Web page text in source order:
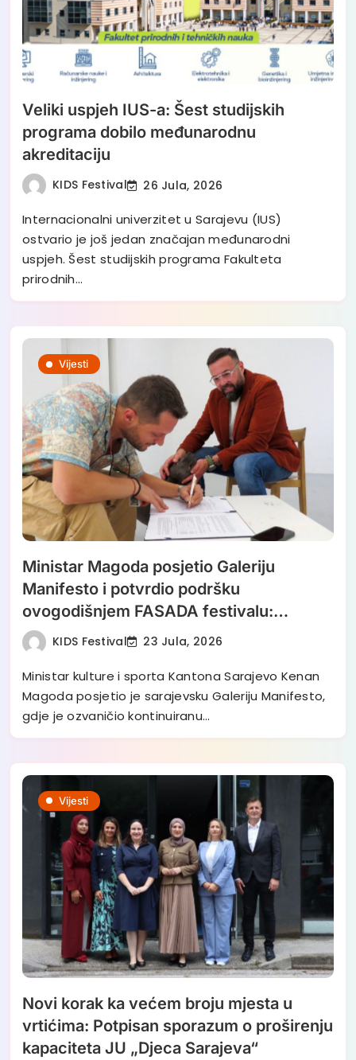
Veliki uspjeh IUS-a: Šest studijskih
programa dobilo međunarodnu
akreditaciju
KIDS Festival 26 Jula, 2026
Internacionalni univerzitet u Sarajevu (IUS)
ostvario je još jedan značajan međunarodni
uspjeh. Šest studijskih programa Fakulteta
prirodnih…
Vijesti
Ministar Magoda posjetio Galeriju
Manifesto i potvrdio podršku
ovogodišnjem FASADA festivalu:
Nastavljamo ulagati u savremenu
umjetnost
KIDS Festival 23 Jula, 2026
Ministar kulture i sporta Kantona Sarajevo Kenan
Magoda posjetio je sarajevsku Galeriju Manifesto,
gdje je ozvaničio kontinuiranu…
Vijesti
Novi korak ka većem broju mjesta u
vrtićima: Potpisan sporazum o proširenju
kapaciteta JU „Djeca Sarajeva“